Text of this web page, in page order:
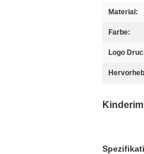
Material:
Farbe:
Logo